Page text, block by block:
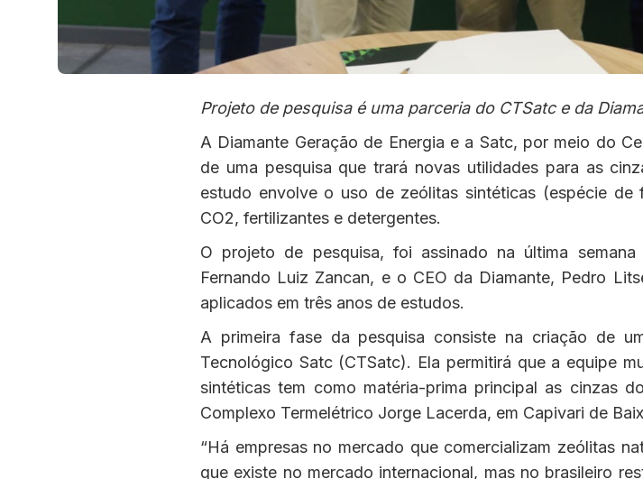
Projeto de pesquisa é uma parceria do CTSatc e da
A Diamante Geração de Energia e a Satc, por meio do
de uma pesquisa que trará novas utilidades para as
estudo envolve o uso de zeólitas sintéticas (espécie
CO2, fertilizantes e detergentes.
O projeto de pesquisa, foi assinado na última
Fernando Luiz Zancan, e o CEO da Diamante, Pedro
aplicados em três anos de estudos.
A primeira fase da pesquisa consiste na criação de
Tecnológico Satc (CTSatc). Ela permitirá que a equipe
sintéticas tem como matéria-prima principal as cinzas
Complexo Termelétrico Jorge Lacerda, em Capivari de
“Há empresas no mercado que comercializam zeólitas
que existe no mercado internacional, mas no brasileiro